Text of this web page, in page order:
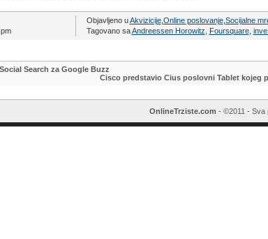
Objavljeno uAkvizicije, Online poslovanje, Socijalne
Tagovano saAndreessen Horowitz Foursquare,
Search za Google Buzz
Cisco predstavio Cius poslovni Tablet kojeg
OnlineTrziste.com - ©2011 - Sva